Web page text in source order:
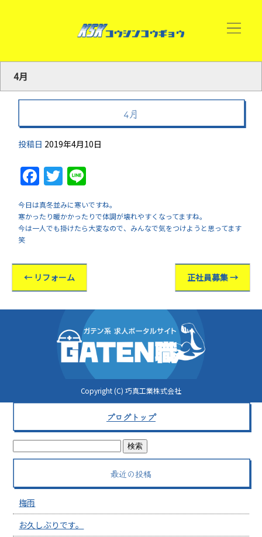
4月
4月
投稿日 2019年4月10日
Facebook
Twitter
今日は真冬並みに寒いですね。
寒かったり暖かかったりで体調が壊れやすくなってますね。
今は一人でも掛けたら大変なので、みんなで気をつけようと思ってます
笑
← リフォーム 正社員募集→
Copyright (C) 巧真工業株式会社
ブログトップ
最近の投稿
梅雨
お久しぶりです。